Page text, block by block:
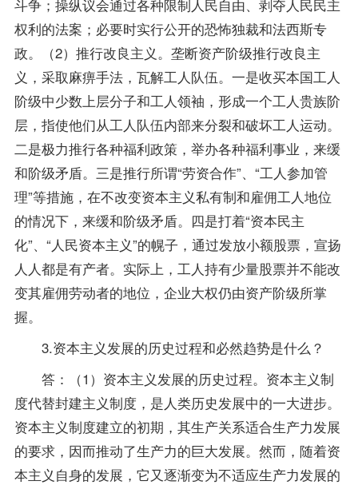
斗争；操纵议会通过各种限制人民自由、剥夺人民民主
权利的法案；必要时实行公开的恐怖独裁和法西斯专
政。（2）推行改良主义。垄断资产阶级推行改良主
义，采取麻痹手法，瓦解工人队伍。一是收买本国工人
阶级中少数上层分子和工人领袖，形成一个工人贵族阶
层，指使他们从工人队伍内部来分裂和破坏工人运动。
二是极力推行各种福利政策，举办各种福利事业，来缓
和阶级矛盾。三是推行所谓“劳资合作”、“工人参加管
理”等措施，在不改变资本主义私有制和雇佣工人地位
的情况下，来缓和阶级矛盾。四是打着“资本民主
化”、“人民资本主义”的幌子，通过发放小额股票，宣扬
人人都是有产者。实际上，工人持有少量股票并不能改
变其雇佣劳动者的地位，企业大权仍由资产阶级所掌
握。
3.资本主义发展的历史过程和必然趋势是什么？
答：（1）资本主义发展的历史过程。资本主义制
度代替封建主义制度，是人类历史发展中的一大进步。
资本主义制度建立的初期，其生产关系适合生产力发展
的要求，因而推动了生产力的巨大发展。然而，随着资
本主义自身的发展，它又逐渐变为不适应生产力发展的